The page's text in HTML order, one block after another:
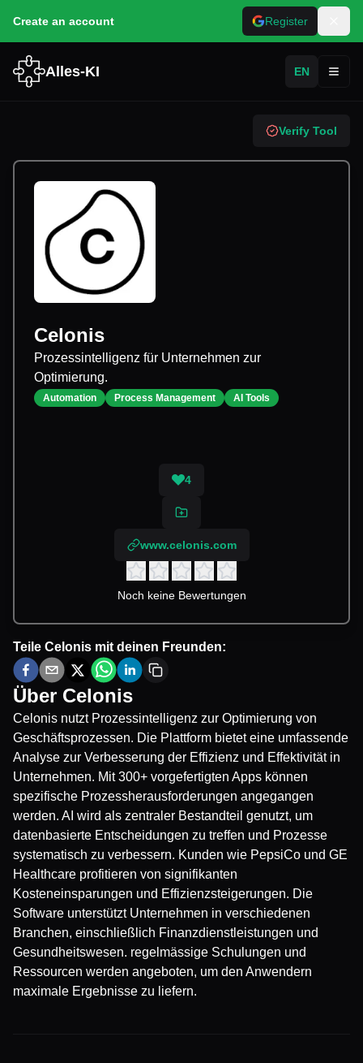
Create an account Register
Alles-KI EN
Verify Tool
Celonis
Prozessintelligenz für Unternehmen zur
Optimierung.
Automation Process Management AI Tools
4
www.celonis.com
Noch keine Bewertungen
Teile Celonis mit deinen Freunden:
Über Celonis
Celonis nutzt Prozessintelligenz zur Optimierung von
Geschäftsprozessen. Die Plattform bietet eine umfassende
Analyse zur Verbesserung der Effizienz und Effektivität in
Unternehmen. Mit 300+ vorgefertigten Apps können
spezifische Prozessherausforderungen angegangen
werden. AI wird als zentraler Bestandteil genutzt, um
datenbasierte Entscheidungen zu treffen und Prozesse
systematisch zu verbessern. Kunden wie PepsiCo und GE
Healthcare profitieren von signifikanten
Kosteneinsparungen und Effizienzsteigerungen. Die
Software unterstützt Unternehmen in verschiedenen
Branchen, einschließlich Finanzdienstleistungen und
Gesundheitswesen. regelmässige Schulungen und
Ressourcen werden angeboten, um den Anwendern
maximale Ergebnisse zu liefern.